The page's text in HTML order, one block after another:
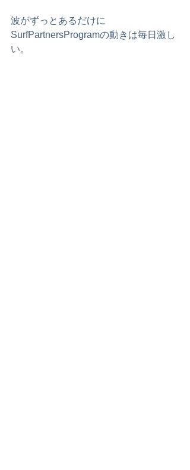
波がずっとあるだけに
SurfPartnersProgramの動きは毎日激し
い。